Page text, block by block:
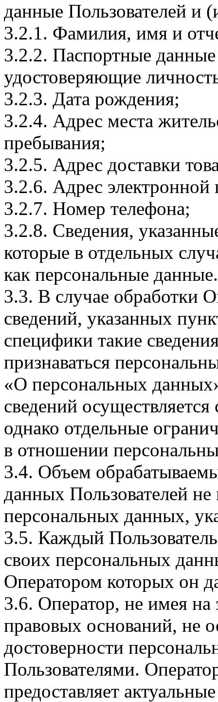
данные Пользователей и
3.2.1. Фамилия, имя и
3.2.2. Паспортные
удостоверяющие
3.2.3. Дата рождения;
3.2.4. Адрес места
пребывания;
3.2.5. Адрес доставки
3.2.6. Адрес электронной
3.2.7. Номер телефона;
3.2.8. Сведения,
которые в отдельных
как персональные данные.
3.3. В случае обработки
сведений, указанных
специфики такие
признаваться
«О персональных
сведений
однако отдельные
в отношении
3.4. Объем
данных Пользователей
персональных данных,
3.5. Каждый
своих персональных
Оператором которых он
3.6. Оператор, не имея
правовых оснований, не
достоверности
Пользователями.
предоставляет